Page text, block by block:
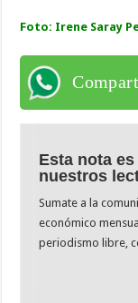
Foto: Irene Saray
Esta nota
nuestros
Sumate a la
económico
periodismo libre,